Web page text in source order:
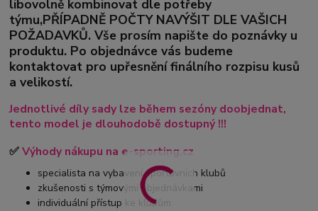
libovolně kombinovat dle potřeby
týmu,PŘÍPADNĚ POČTY NAVÝŠIT DLE VAŠICH
POŽADAVKŮ. Vše prosím napište do poznávky u
produktu. Po objednávce vás budeme
kontaktovat pro upřesnění finálního rozpisu kusů
a velikostí.
Jednotlivé díly sady lze během sezóny doobjednat,
tento model je dlouhodobě dostupný !!!
✅Výhody nákupu na e-sporting.cz
specialista na vybavení sportovních klubů
zkušenosti s týmovými objednávkami
individuální přístup ke klubům